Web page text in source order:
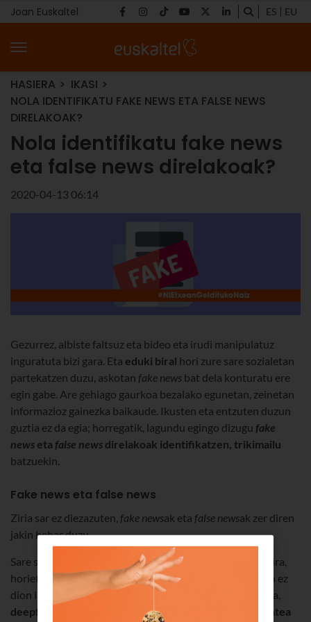
Joan Euskaltel ES EU
HASIERA
IKASI
NOLA IDENTIFIKATU FAKE NEWS ETA FALSE NEWS
DIRELAKOAK?
Nola identifikatu fake news
eta false news direlakoak?
2020-04-13 06:14
Gezurrez, albiste faltsuz eta bideo eta irudi manipulatuz
inguratuta bizi gara. Eta eduki biral hori zure sare sozialetan
partekatzen duzu, askotan fake news bat dela konturatu ere
egin gabe. Are gehiago gaurkoa bezalako egunetan, zeinetan
informazioz gainezka baikaude. Ikusten eta entzuten duzun
guztia ez da egia; horregatik, lagundu egingo dizugu fake
news eta false news direlakoak identifikatzen, trikimailu
batzuekin.
Fake news eta false news
Ziria sar ez diezazuten, fake newsak eta false newsak zer diren
jakin behar duzu.
Sare sozialetan milioika bideo eta argazki partekatzen dira,
horietako asko Photoshop-ekin edo inori kalterik egiten ez
dion iragazkiren batekin ukituak. Bestelakoak dira, ordea,
deepfakes
direlakoak, hots, faltsutze sakonak,
errealitatea